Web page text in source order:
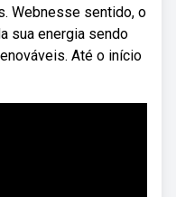
Webnesse sentido, o
sua energia sendo
Até o início